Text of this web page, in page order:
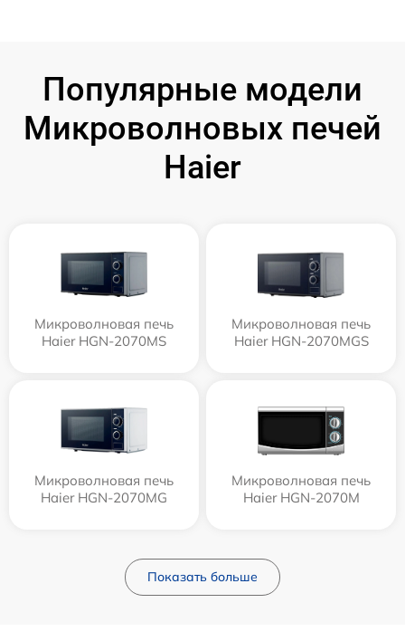
Популярные модели
Микроволновых печей
Haier
Микроволновая печь
Haier HGN-2070MS
Микроволновая печь
Haier HGN-2070MGS
Микроволновая печь
Haier HGN-2070MG
Микроволновая печь
Haier HGN-2070M
Показать больше